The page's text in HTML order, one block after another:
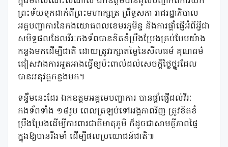
ព្រះទ័យទុកដាក់ពីព្រះមហាក្សត្រ ព្រឹទ្ធសភា រាជរដ្ឋាភិបាល
អគ្គបញ្ជាការនៃកងយោធពលខេមរភូមិន្ទ និងការផ្ដាំផ្ញើអំពីអ្វីជា
សមិទ្ធផលដែលវីរៈកងទ័ពបានខិតខំប្រឹងប្រែងគ្រប់បែបយ៉ាង
កន្លងមកដើម្បីជាតិ ដោយត្រូវរក្សាតម្លៃនៃសីលធម៌ គុណធម៌
ជៀសវាងការអួតអាងធ្វើឲ្យប៉ះពាល់ដល់សេចក្តីថ្លៃថ្នូរដែល
បានអនុវត្តកន្លងមក។
ទន្ទឹមនេះដែរ ឯកឧត្តមអគ្គមេបញ្ជាការ បានផ្ដាំផ្ញើដល់វីរៈ
កងទ័ពទាំង ១៨រូប ពេលត្រឡប់ទៅអង្គភាពវិញ ត្រូវខិតខំ
ប្រឹងប្រែងដើម្បីការពារជាតិមាតុភូមិ ក៏ដូចជាសាមគ្គីភាពផ្ទៃ
ក្នុងឱ្យបានរឹងមាំ ដើម្បីផលប្រយោជន៍ជាតិ៕